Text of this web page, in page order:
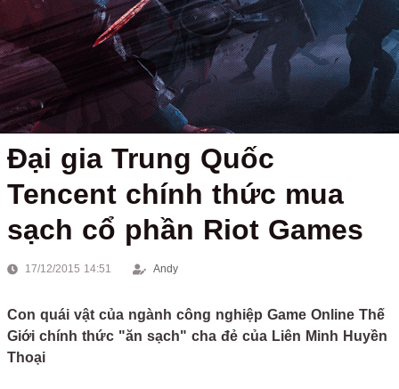
Đại gia Trung Quốc
Tencent chính thức mua
sạch cổ phần Riot Games
17/12/2015 14:51 Andy
Con quái vật của ngành công nghiệp Game Online Thế
Giới chính thức "ăn sạch" cha đẻ của Liên Minh Huyền
Thoại